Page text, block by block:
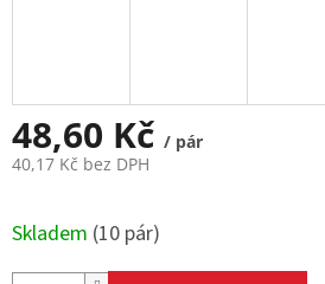
48,60 Kč / pár
40,17 Kč bez DPH
cena:
Skladem (10 pár)